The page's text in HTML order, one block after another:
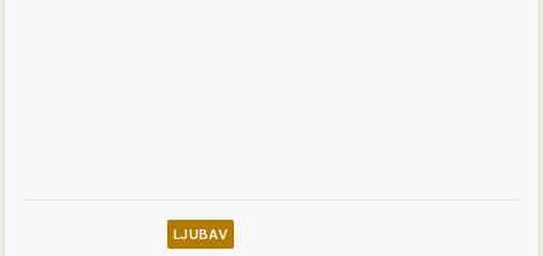
LJUBAV